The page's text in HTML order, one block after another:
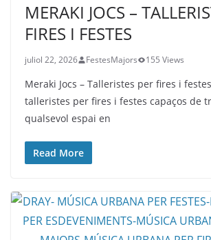
MERAKI JOCS –
FIRES I FESTES
juliol 22, 2026 FestesMajors 155 Views
Meraki Jocs – Talleristes per fires i
talleristes per fires i festes capaços de
qualsevol espai en
Read More